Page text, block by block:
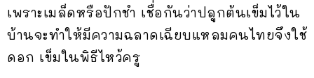
เพราะเมล็ดหรือปักชำ เชื่อกันว่าปลูกต้นเข็มไว้ใน
บ้านจะทำให้มีความฉลาดเฉียบแหลมคนไทยจึงใช้
ดอก เข็มในพิธีไหว้ครู